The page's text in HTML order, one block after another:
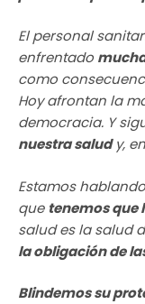
El personal
enfrentado
como
Hoy afrontan la
democracia. Y
nuestra saludy,
Estamos
que tenemos que
salud es la salud
la obligación de
Blindemos su